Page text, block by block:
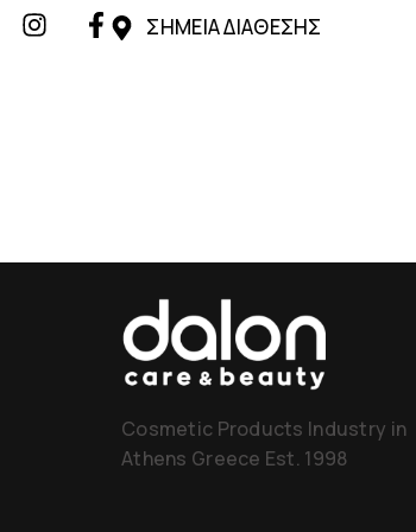
ΣΗΜΕΙΑ ΔΙΑΘΕΣΗΣ
Cosmetic Products Industry in
Athens Greece Est. 1998